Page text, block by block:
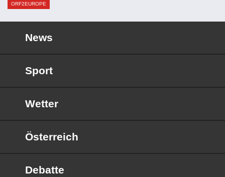
ORF2EUROPE
News
Sport
Wetter
Österreich
Debatte